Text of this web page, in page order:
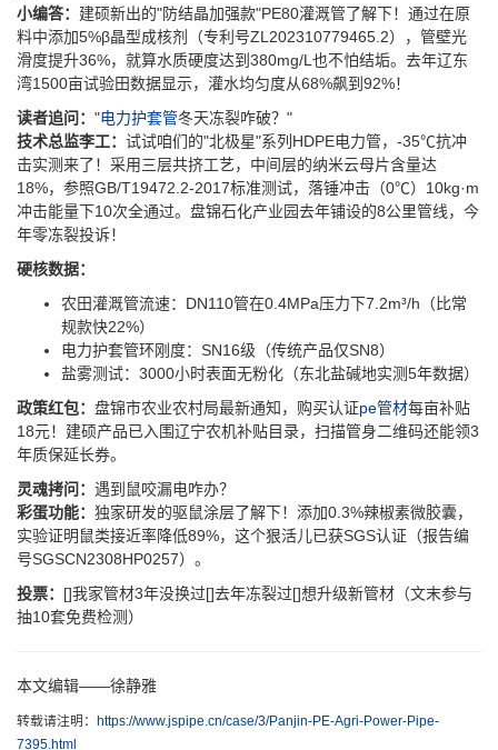
小编答： 建硕新出的"防结晶加强款"PE80灌溉管了解下！通过在原
料中添加5%β晶型成核剂（专利号ZL202310779465.2），管壁光
滑度提升36%，就算水质硬度达到380mg/L也不怕结垢。去年辽东
湾1500亩试验田数据显示，灌水均匀度从68%飙到92%！
读者追问： "电力护套管冬天冻裂咋破？"
技术总监李工： 试试咱们的"北极星"系列HDPE电力管，-35℃抗冲
击实测来了！采用三层共挤工艺，中间层的纳米云母片含量达
18%，参照GB/T19472.2-2017标准测试，落锤冲击（0℃）10kg·m
冲击能量下10次全通过。盘锦石化产业园去年铺设的8公里管线，今
年零冻裂投诉！
硬核数据：
农田灌溉管流速：DN110管在0.4MPa压力下7.2m³/h（比常
规款快22%）
电力护套管环刚度：SN16级（传统产品仅SN8）
盐雾测试：3000小时表面无粉化（东北盐碱地实测5年数据）
政策红包： 盘锦市农业农村局最新通知，购买认证pe管材每亩补贴
18元！建硕产品已入围辽宁农机补贴目录，扫描管身二维码还能领3
年质保延长券。
灵魂拷问： 遇到鼠咬漏电咋办？
彩蛋功能： 独家研发的驱鼠涂层了解下！添加0.3%辣椒素微胶囊，
实验证明鼠类接近率降低89%，这个狠活儿已获SGS认证（报告编
号SGSCN2308HP0257）。
投票： []我家管材3年没换过[]去年冻裂过[]想升级新管材（文末参与
抽10套免费检测）
本文编辑——徐静雅
转载请注明： https://www.jspipe.cn/case/3/Panjin-PE-Agri-Power-Pipe-
7395.html